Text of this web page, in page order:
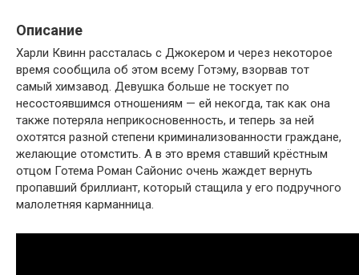
Описание
Харли Квинн рассталась с Джокером и через некоторое
время сообщила об этом всему Готэму, взорвав тот
самый химзавод. Девушка больше не тоскует по
несостоявшимся отношениям — ей некогда, так как она
также потеряла неприкосновенность, и теперь за ней
охотятся разной степени криминализованности граждане,
желающие отомстить. А в это время ставший крёстным
отцом Готема Роман Сайонис очень жаждет вернуть
пропавший бриллиант, который стащила у его подручного
малолетняя карманница.